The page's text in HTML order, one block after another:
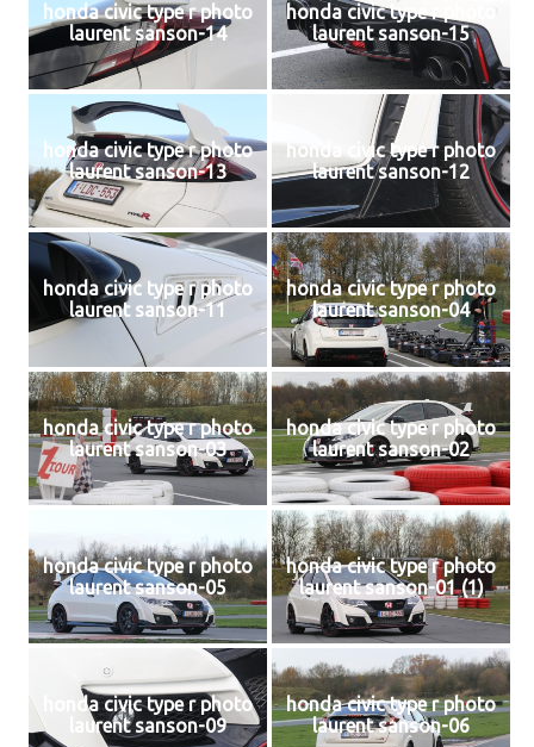
honda civic type r photo
laurent sanson-14
honda civic type r photo
laurent sanson-15
honda civic type r photo
laurent sanson-13
honda civic type r photo
laurent sanson-12
honda civic type r photo
laurent sanson-11
honda civic type r photo
laurent sanson-04
honda civic type r photo
laurent sanson-03
honda civic type r photo
laurent sanson-02
honda civic type r photo
laurent sanson-05
honda civic type r photo
laurent sanson-01 (1)
honda civic type r photo
laurent sanson-09
honda civic type r photo
laurent sanson-06